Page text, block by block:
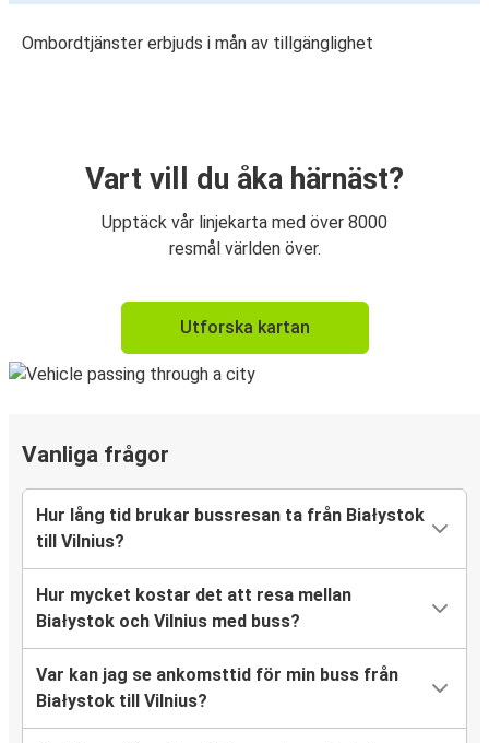
Ombordtjänster erbjuds i mån av tillgänglighet
Vart vill du åka härnäst?
Upptäck vår linjekarta med över 8000
resmål världen över.
Utforska kartan
Vanliga frågor
Hur lång tid brukar bussresan ta från Białystok
till Vilnius?
Hur mycket kostar det att resa mellan
Białystok och Vilnius med buss?
Var kan jag se ankomsttid för min buss från
Białystok till Vilnius?